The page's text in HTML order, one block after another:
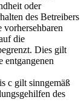
oder
des Betreibers
vorhersehbaren
die
Dies gilt
entgangenen
c gilt sinngemäß
des